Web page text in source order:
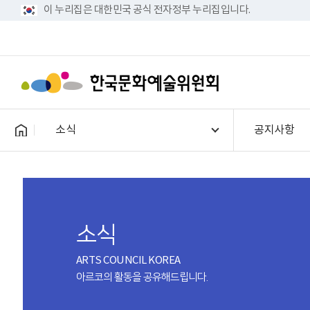
이 누리집은 대한민국 공식 전자정부 누리집입니다.
소식 공지사항
소식
ARTS COUNCIL KOREA
아르코의 활동을 공유해드립니다.